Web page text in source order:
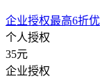
企业授权最高6折
个人授权
35元
企业授权